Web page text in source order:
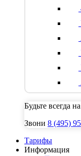
Будьте всегда
Звони 8 (495)
Тарифы
Информация